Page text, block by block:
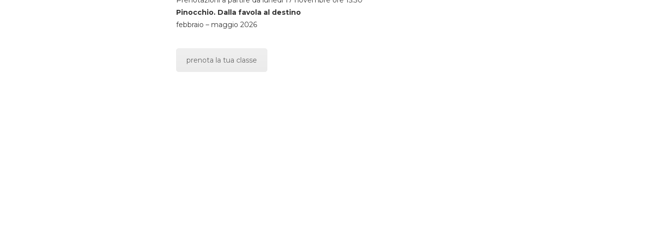
Pinocchio. Dalla favola al destino
febbraio – maggio 2026
prenota la tua classe